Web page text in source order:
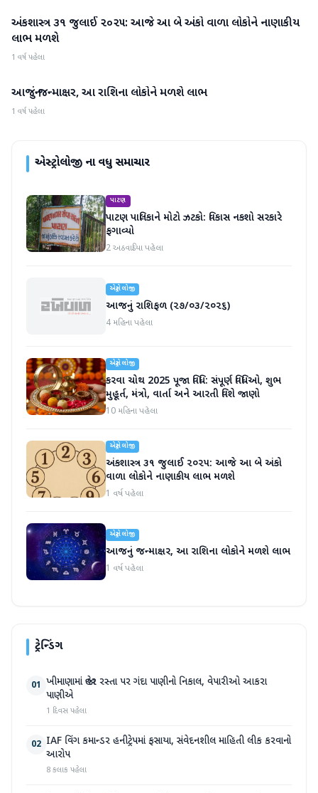
એસ્ટ્રોલોજી
અંકશાસ્ત્ર ૩૧ જુલાઈ ૨૦૨૫: આજે આ બે અંકો વાળા લોકોને નાણાકીય
લાભ મળશે
1 વર્ષ પહેલા
એસ્ટ્રોલોજી
આજનું જન્માક્ષર, આ રાશિના લોકોને મળશે લાભ
1 વર્ષ પહેલા
એસ્ટ્રોલોજી ના વધુ સમાચાર
પાટણ
પાટણ પાલિકાને મોટો ઝટકો: વિકાસ નકશો સરકારે
ફગાવ્યો
2 અઠવાડિયા પહેલા
એસ્ટ્રોલોજી
આજનું રાશિફળ (૨૭/૦૩/૨૦૨૬)
4 મહિના પહેલા
એસ્ટ્રોલોજી
કરવા ચોથ 2025 પૂજા વિધિ: સંપૂર્ણ વિધિઓ, શુભ
મુહૂર્ત, મંત્રો, વાર્તા અને આરતી વિશે જાણો
10 મહિના પહેલા
એસ્ટ્રોલોજી
અંકશાસ્ત્ર ૩૧ જુલાઈ ૨૦૨૫: આજે આ બે અંકો
વાળા લોકોને નાણાકીય લાભ મળશે
1 વર્ષ પહેલા
એસ્ટ્રોલોજી
આજનું જન્માક્ષર, આ રાશિના લોકોને મળશે લાભ
1 વર્ષ પહેલા
ટ્રેન્ડિંગ
01 ખીમાણામાં જાહેર રસ્તા પર ગંદા પાણીનો નિકાલ, વેપારીઓ આકરા
પાણીએ
1 દિવસ પહેલા
02 IAF વિંગ કમાન્ડર હનીટ્રેપમાં ફસાયા, સંવેદનશીલ માહિતી લીક કરવાનો
આરોપ
8 કલાક પહેલા